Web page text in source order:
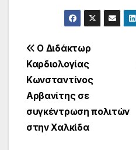
Πλοήγηση
άρθρων
Ο Διδάκτωρ
Καρδιολογίας
Κωνσταντίνος
Αρβανίτης σε
συγκέντρωση πολιτών
στην Χαλκίδα